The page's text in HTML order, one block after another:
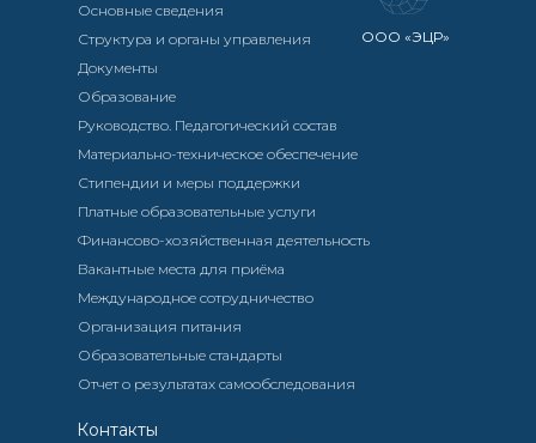
Контакты
ООО «ЭЦР»
Отчет о результатах самообследования
Образовательные стандарты
Организация питания
Международное сотрудничество
Вакантные места для приёма
Финансово-хозяйственная деятельность
Платные образовательные услуги
Стипендии и меры поддержки
Материально-техническое обеспечение
Руководство. Педагогический состав
Образование
Документы
Структура и органы управления
Основные сведения